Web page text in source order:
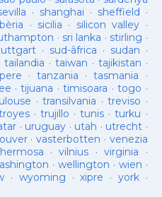
· shanghai · sheffield ·
· sicilia · silicon valley ·
· sri lanka · stirling ·
· sud-âfrica · sudan ·
·tailandia ·taiwan · tajikistan ·
· tanzania ·tasmania ·
·tijuana ·timisoara ·togo ·
·transilvania ·treviso ·
·trujillo ·tunis ·turku ·
· uruguay · utah · utrecht ·
· vasterbotten · venezia
·vilnius ·virginia ·
· wellington · wien ·
· wyoming ·xipre · york·